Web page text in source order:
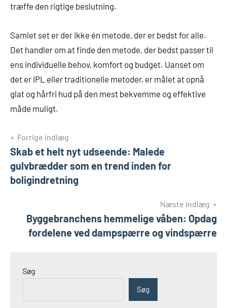
træffe den rigtige beslutning.
Samlet set er der ikke én metode, der er bedst for alle.
Det handler om at finde den metode, der bedst passer til
ens individuelle behov, komfort og budget. Uanset om
det er IPL eller traditionelle metoder, er målet at opnå
glat og hårfri hud på den mest bekvemme og effektive
måde muligt.
Indlægsnavigation
Forrige indlæg
Skab et helt nyt udseende: Malede
gulvbrædder som en trend inden for
boligindretning
Næste indlæg
Byggebranchens hemmelige våben: Opdag
fordelene ved dampspærre og vindspærre
Søg
Søg